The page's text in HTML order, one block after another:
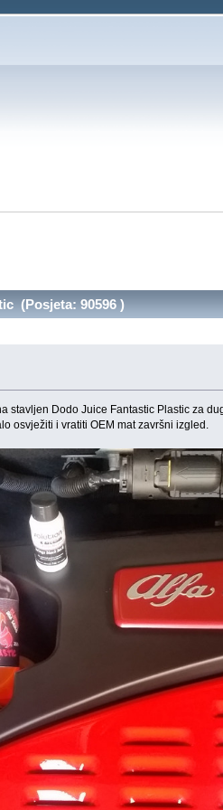
(Posjeta: 90596 )
stavljen Dodo Juice Fantastic Plastic za
osvježiti i vratiti OEM mat završni izgled.